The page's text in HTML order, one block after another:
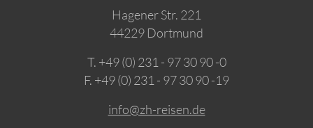
Hagener Str. 221
44229 Dortmund
T. +49 (0) 231 - 97 30 90 -0
F. +49 (0) 231 - 97 30 90 -19
info@zh-reisen.de